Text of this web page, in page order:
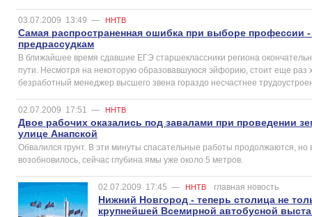
03.07.2009 13:49 — ННТВ
Самая распространенная ошибка при выборе профессии
предрассудкам
В ближайшее время сдавшие ЕГЭ старшеклаcсники региона
пути. Несмотря на некоторую образовавшуюся эйфорию, стоит еще раз
безработный менеджер высшего звена гораздо несчастнее
02.07.2009 17:51 — ННТВ
Двое рабочих оказались под завалами при проведении
улице Анапской
Обвалился грунт. В эти минуты спасательные работы продолжаются,
возобновилось, сейчас глубина ямы уже около 5 метров.
02.07.2009 17:45 — ННТВ главная новость
Нижний Новгород - теперь столица не
крупнейшей Всемирной автобусной